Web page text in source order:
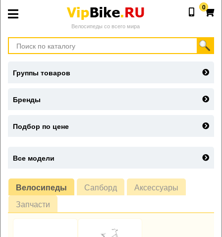
Велосипеды со всего мира
0
Велосипеды Сапборд
Аксессуары
Запчасти
Группы товаров
Бренды
Подбор по цене
Все модели